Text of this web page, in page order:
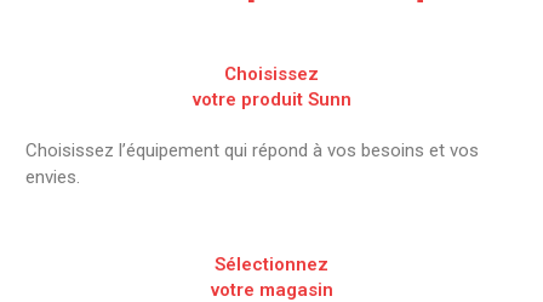
Choisissez
votre produit Sunn
Choisissez l’équipement qui répond à vos besoins et vos
envies.
Sélectionnez
votre magasin